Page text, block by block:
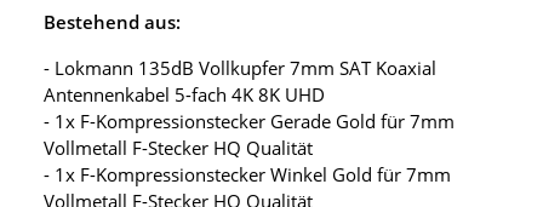
Bestehend aus:
- Lokmann 135dB Vollkupfer 7mm SAT Koaxial
Antennenkabel 5-fach 4K 8K UHD
- 1x F-Kompressionstecker Gerade Gold für 7mm
Vollmetall F-Stecker HQ Qualität
- 1x F-Kompressionstecker Winkel Gold für 7mm
Vollmetall F-Stecker HQ Qualität